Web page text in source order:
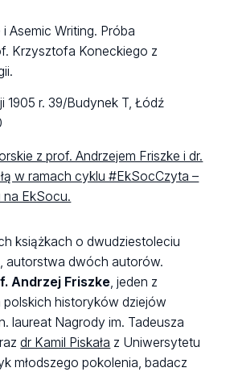
i Asemic Writing. Próba
Krzysztofa Koneckiego z
1905 r. 39/Budynek T, Łódź
z prof. Andrzejem Friszke i dr.
w ramach cyklu #EkSocCzyta –
EkSocu.
książkach o dwudziestoleciu
autorstwa dwóch autorów.
Andrzej Friszke, jeden z
historyków dziejów
laureat Nagrody im. Tadeusza
dr Kamil Piskała z Uniwersytetu
młodszego pokolenia, badacz